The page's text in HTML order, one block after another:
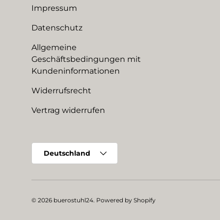
Impressum
Datenschutz
Allgemeine
Geschäftsbedingungen mit
Kundeninformationen
Widerrufsrecht
Vertrag widerrufen
Deutschland
© 2026 buerostuhl24. Powered by Shopify